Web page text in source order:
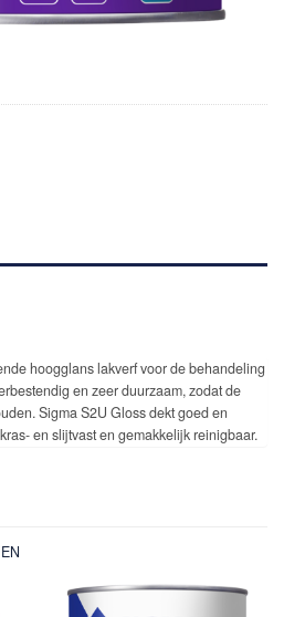
hoogglans lakverf voor de behandeling
en zeer duurzaam, zodat de
Sigma S2U Gloss dekt goed en
en slijtvast en gemakkelijk reinigbaar.